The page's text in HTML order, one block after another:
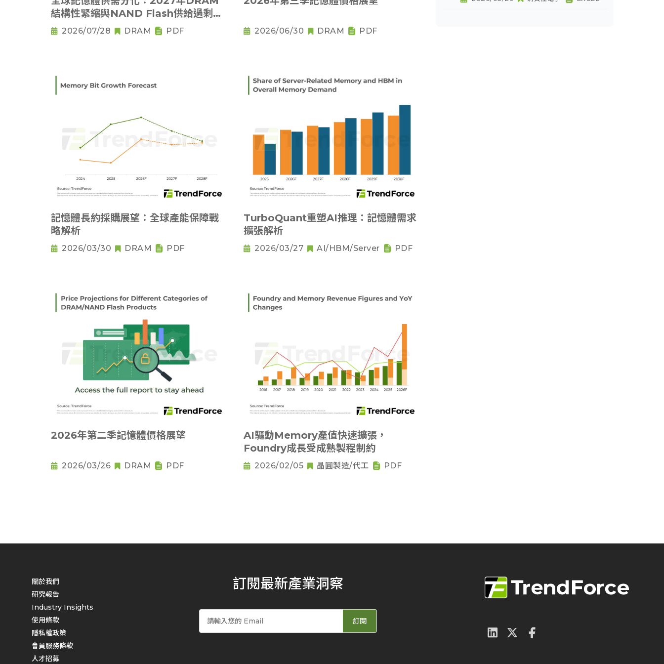
結構性緊縮與NAND Flash供給過剩分
析 2026/07/28 DRAM PDF 2026/06/30 DRAM PDF
記憶體長約採購展望：全球產能保障戰
略解析
2026/03/30 DRAM PDF
TurboQuant重塑AI推理：記憶體需求
擴張解析
2026/03/27 AI/HBM/Server PDF
2026年第二季記憶體價格展望
2026/03/26 DRAM PDF
AI驅動Memory產值快速擴張，
Foundry成長受成熟製程制約
2026/02/05 晶圓製造/代工 PDF
關於我們
研究報告
Industry Insights
使用條款
隱私權政策
會員服務條款
人才招募
訂閱最新產業洞察
訂閱